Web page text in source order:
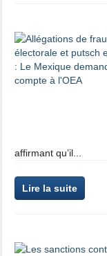
affirmant qu’il...
Lire la suite